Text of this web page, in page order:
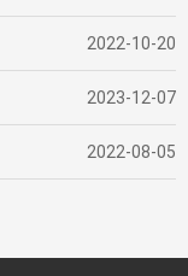
2022-10-20
2023-12-07
2022-08-05